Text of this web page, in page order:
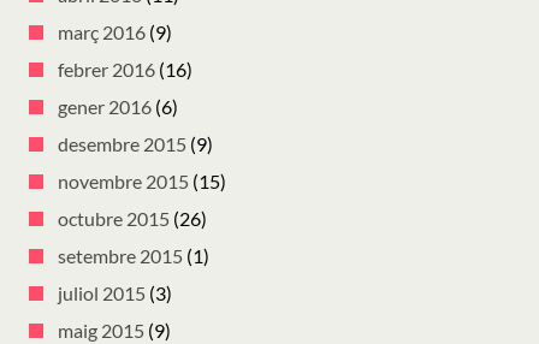
març 2016 (9)
febrer 2016 (16)
gener 2016 (6)
desembre 2015 (9)
novembre 2015 (15)
octubre 2015 (26)
setembre 2015 (1)
juliol 2015 (3)
maig 2015 (9)